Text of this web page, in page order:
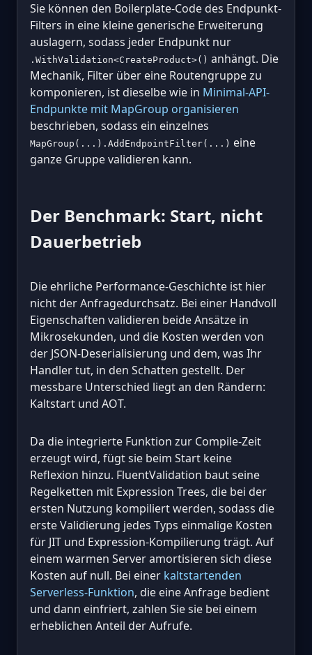
Sie können den Boilerplate-Code des Endpunkt-
Filters in eine kleine generische Erweiterung
auslagern, sodass jeder Endpunkt nur
.WithValidation<CreateProduct>() anhängt. Die
Mechanik, Filter über eine Routengruppe zu
komponieren, ist dieselbe wie in Minimal-API-
Endpunkte mit MapGroup organisieren
beschrieben, sodass ein einzelnes
MapGroup(...).AddEndpointFilter(...) eine
ganze Gruppe validieren kann.
Der Benchmark: Start, nicht
Dauerbetrieb
Die ehrliche Performance-Geschichte ist hier
nicht der Anfragedurchsatz. Bei einer Handvoll
Eigenschaften validieren beide Ansätze in
Mikrosekunden, und die Kosten werden von
der JSON-Deserialisierung und dem, was Ihr
Handler tut, in den Schatten gestellt. Der
messbare Unterschied liegt an den Rändern:
Kaltstart und AOT.
Da die integrierte Funktion zur Compile-Zeit
erzeugt wird, fügt sie beim Start keine
Reflexion hinzu. FluentValidation baut seine
Regelketten mit Expression Trees, die bei der
ersten Nutzung kompiliert werden, sodass die
erste Validierung jedes Typs einmalige Kosten
für JIT und Expression-Kompilierung trägt. Auf
einem warmen Server amortisieren sich diese
Kosten auf null. Bei einer kaltstartenden
Serverless-Funktion, die eine Anfrage bedient
und dann einfriert, zahlen Sie sie bei einem
erheblichen Anteil der Aufrufe.